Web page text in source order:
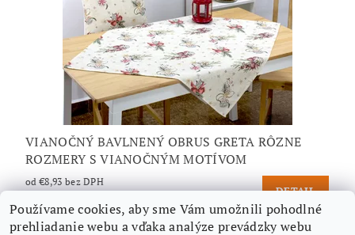
VIANOČNÝ BAVLNENÝ OBRUS GRETA RÔZNE
ROZMERY S VIANOČNÝM MOTÍVOM
od €8,93 bez DPH
DETAIL
Používame cookies, aby sme Vám umožnili pohodlné
prehliadanie webu a vďaka analýze prevádzky webu